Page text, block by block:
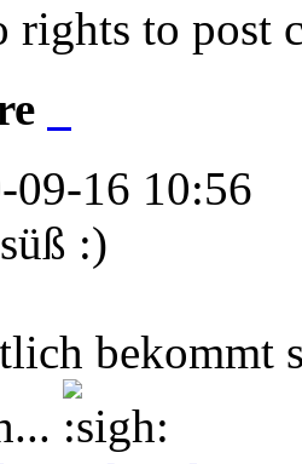
rights to post
09-16 10:56
:)
bekommt